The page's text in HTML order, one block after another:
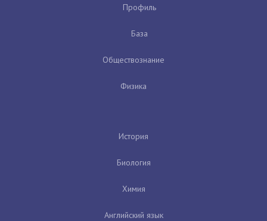
Профиль
База
Обществознание
Физика
История
Биология
Химия
Английский язык